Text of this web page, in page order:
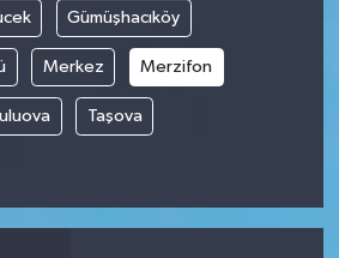
Gümüşhacıköy
Merkez Merzifon
Taşova